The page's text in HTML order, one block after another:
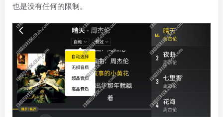
也是没有任何的限制。